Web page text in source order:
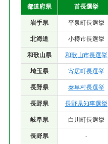
都道府県 首長選挙
岩手県 平泉町長選挙
北海道 小樽市長選挙
和歌山県 和歌山市長選挙
埼玉県 寄居町長選挙
長野県 泰阜村長選挙
長野県 長野県知事選挙
岐阜県 白川町長選挙
長野県 -